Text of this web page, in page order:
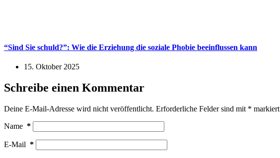
“Sind Sie schuld?”: Wie die Erziehung die soziale Phobie beeinflussen kann
15. Oktober 2025
Schreibe einen Kommentar
Deine E-Mail-Adresse wird nicht veröffentlicht. Erforderliche Felder sind mit * markiert
Name *
E-Mail *